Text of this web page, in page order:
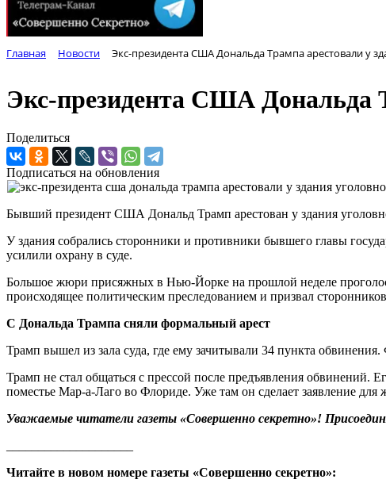
Главная Новости Экс-президента США Дональда Трампа арестовали у
Экс-президента США Дональда
Поделиться
Подписаться на обновления
Бывший президент США Дональд Трамп арестован у здания
У здания собрались сторонники и противники бывшего главы
усилили охрану в суде.
Большое жюри присяжных в Нью-Йорке на прошлой неделе
происходящее политическим преследованием и призвал
С Дональда Трампа сняли формальный арест
Трамп вышел из зала суда, где ему зачитывали 34 пункта
Трамп не стал общаться с прессой после предъявления обвинений.
поместье Мар-а-Лаго во Флориде. Уже там он сделает заявление для
Уважаемые читатели газеты «Совершенно секретно»!
Читайте в новом номере газеты «Совершенно секретно»: